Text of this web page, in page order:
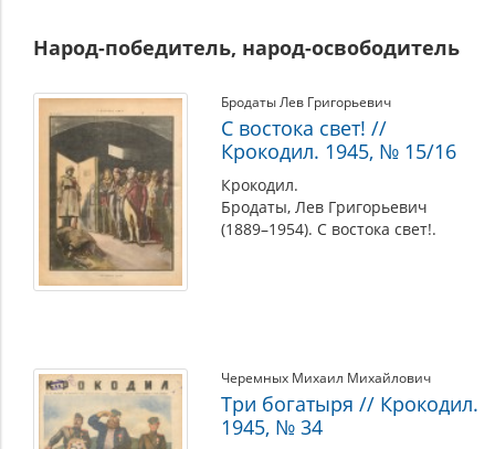
на
тему
послевоенного
устройства
мира
Народ-победитель, народ-освободитель
Бродаты Лев Григорьевич
С востока свет! //
Крокодил. 1945, № 15/16
Крокодил.
Бродаты, Лев Григорьевич
(1889–1954). С востока свет!.
Черемных Михаил Михайлович
Три богатыря // Крокодил.
1945, № 34